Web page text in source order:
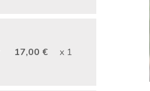
17,00 € x 1